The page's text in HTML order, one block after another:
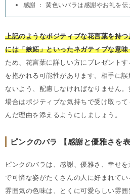
感謝 ： 黄色いバラは感謝やお礼を伝
上記のようなポジティブな花言葉を持
には「嫉妬」といったネガティブな意
ため、花言葉に詳しい方にプレゼント
を抱かれる可能性があります。相手に
ないよう、配慮しなければなりません
場合はポジティブな気持ちで受け取っ
んだ理由を添えるようにしましょう。
ピンクのバラ 【感謝と優雅さを表
ピンクのバラは、感謝、優雅さ、幸せ
で可憐な姿がたくさんの人に好まれて
雰囲気の色味は、とくに可愛らしい雰